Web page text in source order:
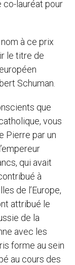
co-lauréat pour
à ce prix
le titre de
Schuman.
que
vous
Pierre par un
qui avait
à
de l’Europe,
attribué le
de la
avec les
forme au sein
au cours des